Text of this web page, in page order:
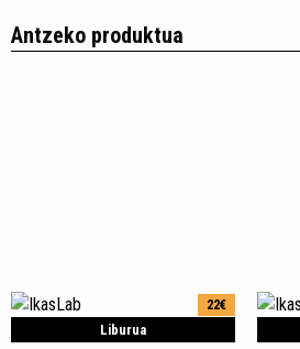
Antzeko produktua
Liburua
22€